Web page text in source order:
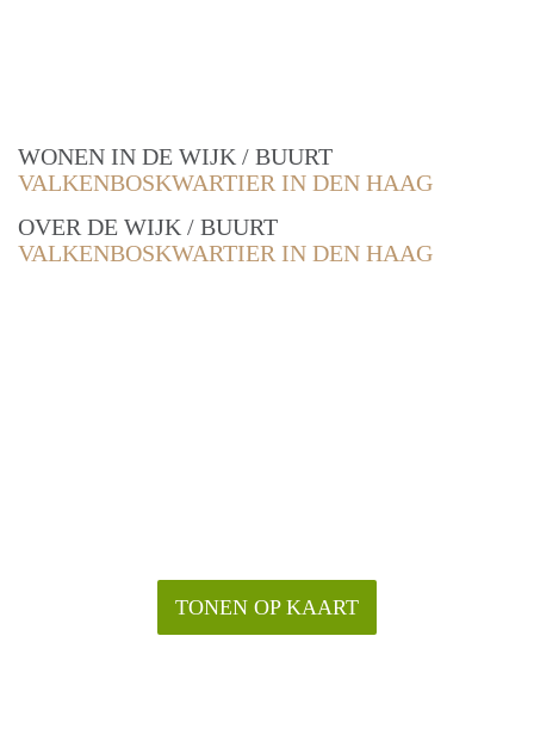
WONEN IN DE WIJK / BUURT
VALKENBOSKWARTIER IN DEN HAAG
OVER DE WIJK / BUURT
VALKENBOSKWARTIER IN DEN HAAG
TONEN OP KAART